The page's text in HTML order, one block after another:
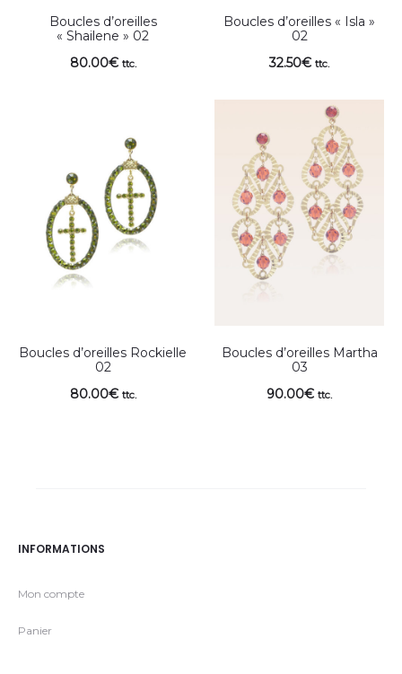
Boucles d’oreilles
« Shailene » 02
80.00€ ttc.
Boucles d’oreilles « Isla »
02
32.50€ ttc.
Boucles d’oreilles Rockielle
02
80.00€ ttc.
Boucles d’oreilles Martha
03
90.00€ ttc.
INFORMATIONS
Mon compte
Panier